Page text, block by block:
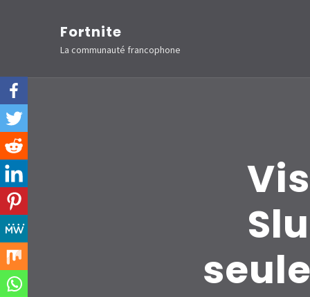
(Pressez
Entrée)
Fortnite
La communauté francophone